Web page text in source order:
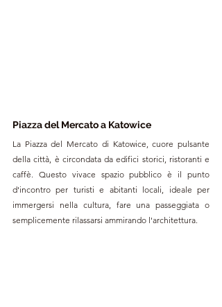
Piazza del Mercato a Katowice
La Piazza del Mercato di Katowice, cuore pulsante
della città, è circondata da edifici storici, ristoranti e
caffè. Questo vivace spazio pubblico è il punto
d'incontro per turisti e abitanti locali, ideale per
immergersi nella cultura, fare una passeggiata o
semplicemente rilassarsi ammirando l'architettura.